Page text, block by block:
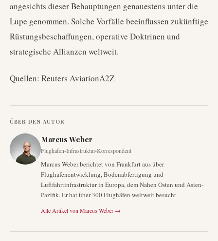
angesichts dieser Behauptungen genauestens unter die
Lupe genommen. Solche Vorfälle beeinflussen zukünftige
Rüstungsbeschaffungen, operative Doktrinen und
strategische Allianzen weltweit.
Quellen: Reuters AviationA2Z
ÜBER DEN AUTOR
Marcus Weber
Flughafen-Infrastruktur-Korrespondent
Marcus Weber berichtet von Frankfurt aus über
Flughafenentwicklung, Bodenabfertigung und
Luftfahrtinfrastruktur in Europa, dem Nahen Osten und Asien-
Pazifik. Er hat über 300 Flughäfen weltweit besucht.
Alle Artikel von Marcus Weber →